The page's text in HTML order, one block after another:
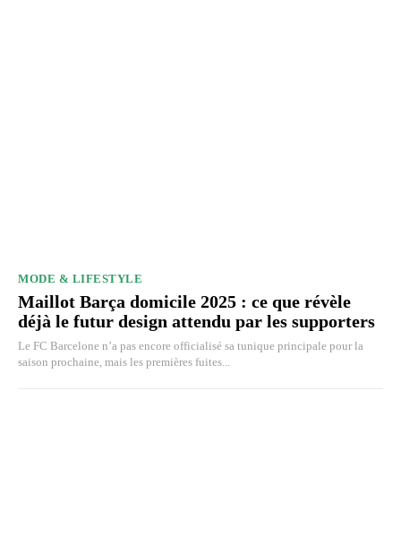
MODE & LIFESTYLE
Maillot Barça domicile 2025 : ce que révèle
déjà le futur design attendu par les supporters
Le FC Barcelone n’a pas encore officialisé sa tunique principale pour la
saison prochaine, mais les premières fuites...